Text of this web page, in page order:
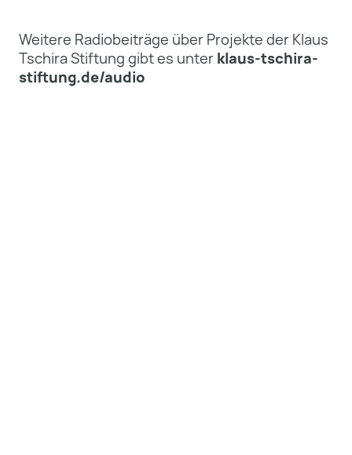
Weitere Radiobeiträge über Projekte der Klaus
Tschira Stiftung gibt es unterklaus-tschira-
stiftung.de/audio